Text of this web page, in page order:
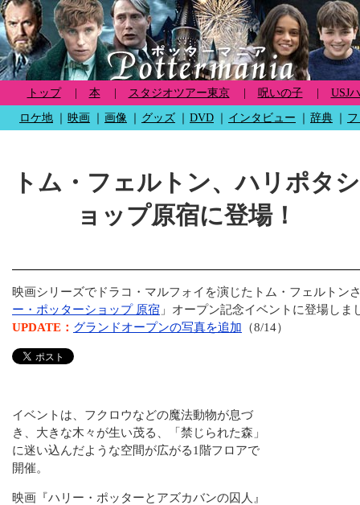
トップ 本 スタジオツアー東京 呪いの子 USJ
ロケ地 映画 画像 グッズ DVD インタビュー 辞典
トム・フェルトン、ハリポタシ
ョップ原宿に登場！
映画シリーズでドラコ・マルフォイを演じたトム・フェルトン
ー・ポッターショップ 原宿 」オープン記念イベントに登場しま
UPDATE： グランドオープンの写真を追加 （8/14）
イベントは、フクロウなどの魔法動物が息づ
き、大きな木々が生い茂る、「禁じられた森」
に迷い込んだような空間が広がる1階フロアで
開催。
映画『ハリー・ポッターとアズカバンの囚人』